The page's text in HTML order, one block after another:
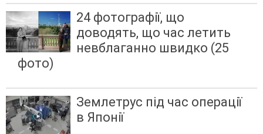
24 фотографії, що
доводять, що час летить
невблаганно швидко (25
фото)
Землетрус під час операції
в Японії